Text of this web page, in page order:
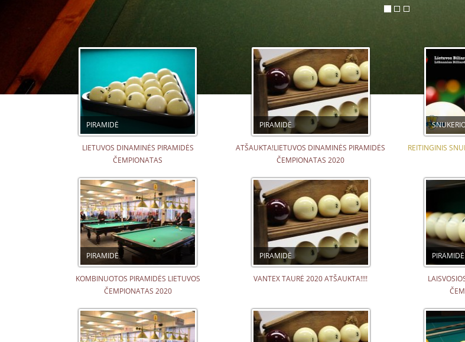
PIRAMIDĖ
LIETUVOS DINAMINĖS PIRAMIDĖS
ČEMPIONATAS
PIRAMIDĖ
ATŠAUKTA!LIETUVOS DINAMINĖS PIRAMIDĖS
ČEMPIONATAS 2020
REITINGINIS
PIRAMIDĖ
KOMBINUOTOS PIRAMIDĖS LIETUVOS
ČEMPIONATAS 2020
PIRAMIDĖ
VANTEX TAURĖ 2020 ATŠAUKTA!!!!
PIRAMIDĖ